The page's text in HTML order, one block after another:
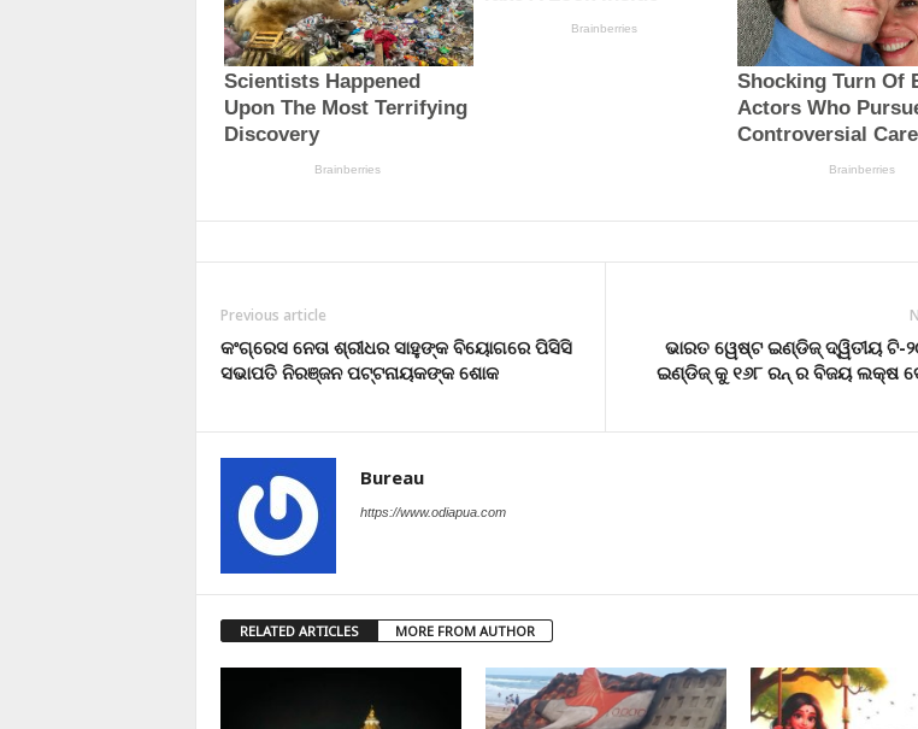
Previous article
କଂଗ୍ରେସ ନେତା ଶ୍ରୀଧର ସାହୁଙ୍କ ବିୟୋଗରେ ପିସିସି
ସଭାପତି ନିରଞ୍ଜନ ପଟ୍ଟନାୟକଙ୍କ ଶୋକ
ଭାରତ ୱେଷ୍ଟ ଇଣ୍ଡିଜ୍ ଦ୍ୱିତୀୟ ଟି-
ଇଣ୍ଡିଜ୍ କୁ ୧୬୮ ରନ୍ ର ବିଜୟ ଲକ୍ଷ
Bureau
https://www.odiapua.com
RELATED ARTICLES MORE FROM AUTHOR